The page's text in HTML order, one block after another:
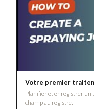
Votre premier
Planifier et enregistrer un
champ au registre.